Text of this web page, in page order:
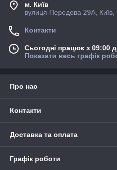
м. Київ
вулиця Передова 29А, Київ,
Контакти
Сьогодні працює з 09:00
Показати весь графік
Про нас
Контакти
Доставка та оплата
Графік роботи